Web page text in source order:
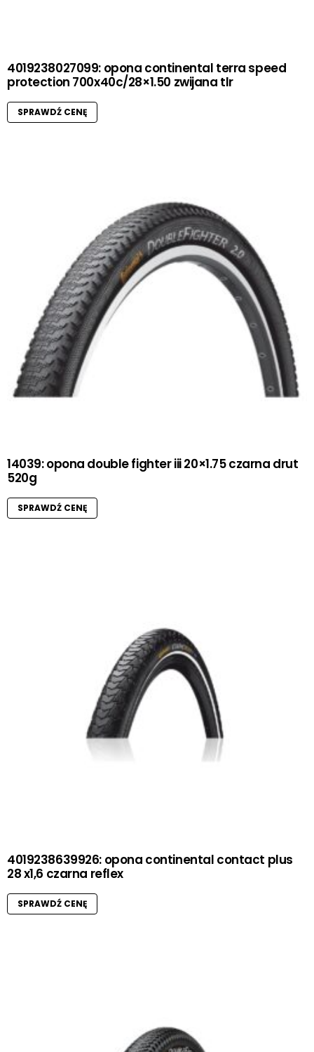
4019238027099: opona continental terra speed
protection 700x40c/28×1.50 zwijana tlr
SPRAWDŹ CENĘ
14039: opona double fighter iii 20×1.75 czarna drut
520g
SPRAWDŹ CENĘ
4019238639926: opona continental contact plus
28 x1,6 czarna reflex
SPRAWDŹ CENĘ